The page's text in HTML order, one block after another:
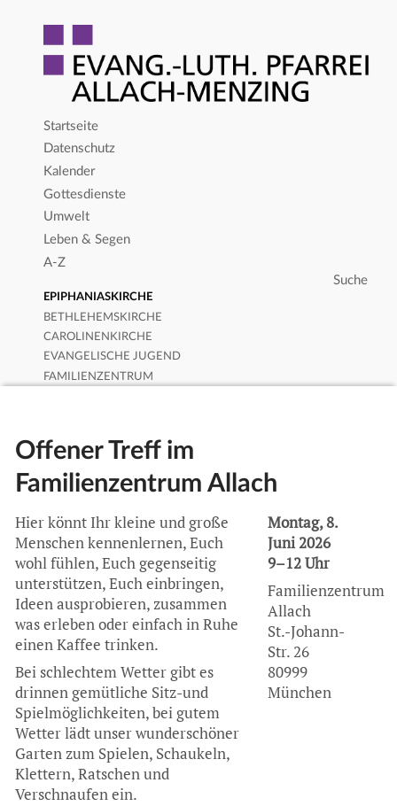
Startseite
Datenschutz
Kalender
Gottesdienste
Umwelt
Leben & Segen
A-Z
EPIPHANIASKIRCHE
BETHLEHEMSKIRCHE
CAROLINENKIRCHE
EVANGELISCHE JUGEND
FAMILIENZENTRUM
Offener Treff im
Familienzentrum Allach
Hier könnt Ihr kleine und große
Menschen kennenlernen, Euch
wohl fühlen, Euch gegenseitig
unterstützen, Euch einbringen,
Ideen ausprobieren, zusammen
was erleben oder einfach in Ruhe
einen Kaffee trinken.
Bei schlechtem Wetter gibt es
drinnen gemütliche Sitz-und
Spielmöglichkeiten, bei gutem
Wetter lädt unser wunderschöner
Garten zum Spielen, Schaukeln,
Klettern, Ratschen und
Verschnaufen ein.
Montag, 8.
Juni 2026
9–12 Uhr
Familienzentrum
Allach
St.-Johann-
Str. 26
80999
München